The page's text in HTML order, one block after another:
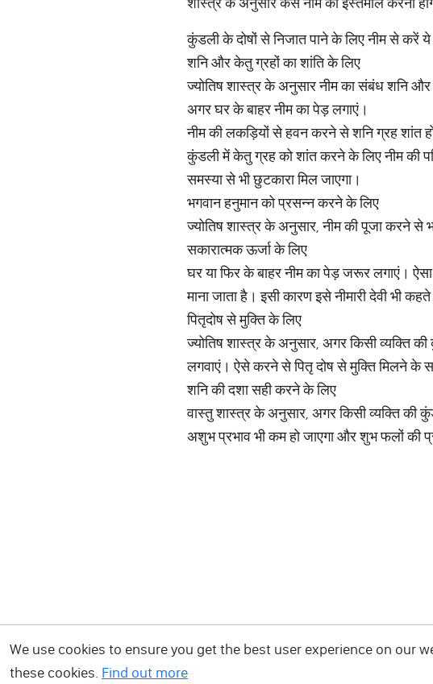
कुंडली के दोषों से निजात पाने के लिए नीम से करें ये
शनि और केतु ग्रहों का शांति के लिए
ज्योतिष शास्त्र के अनुसार नीम का संबंध शनि
अगर घर के बाहर नीम का पेड़ लगाएं।
नीम की लकड़ियों से हवन करने से शनि ग्रह शांत
कुंडली में केतु ग्रह को शांत करने के लिए नीम की
समस्या से भी छुटकारा मिल जाएगा।
भगवान हनुमान को प्रसन्न करने के लिए
ज्योतिष शास्त्र के अनुसार, नीम की पूजा करने से
सकारात्मक ऊर्जा के लिए
घर या फिर के बाहर नीम का पेड़ जरूर लगाएं।
माना जाता है। इसी कारण इसे नीमारी देवी भी
पितृदोष से मुक्ति के लिए
ज्योतिष शास्त्र के अनुसार, अगर किसी व्यक्ति की
लगवाएं। ऐसे करने से पितृ दोष से मुक्ति मिलने के
शनि की दशा सही करने के लिए
वास्तु शास्त्र के अनुसार, अगर किसी व्यक्ति की
अशुभ प्रभाव भी कम हो जाएगा और शुभ फलों की
We use cookies to ensure you get the best user experience on our
these cookies. Find out more